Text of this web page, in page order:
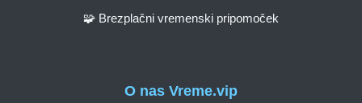
O nas Vreme.vip
🧩 Brezplačni vremenski pripomoček